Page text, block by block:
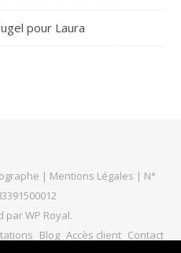
pour Laura
| Mentions Légales | N°
parWP Royal.
Blog Accès client Contact